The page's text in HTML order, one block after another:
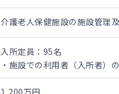
介護老人保健施設の施設管理
入所定員：95名
・施設での利用者（入所者）
・カンファレンスへの参加
・死亡確認と死亡診断書の作成
1,200万円